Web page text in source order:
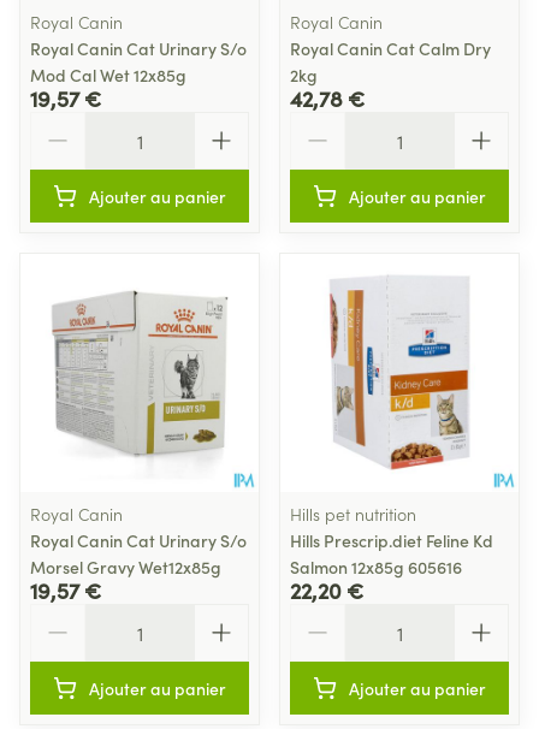
Royal Canin
Royal Canin Cat Urinary S/o
Mod Cal Wet 12x85g
19,57 €
Ajouter au panier
Royal Canin
Royal Canin Cat Calm Dry
2kg
42,78 €
Ajouter au panier
Royal Canin
Royal Canin Cat Urinary S/o
Morsel Gravy Wet12x85g
19,57 €
Ajouter au panier
Hills pet nutrition
Hills Prescrip.diet Feline Kd
Salmon 12x85g 605616
22,20 €
Ajouter au panier